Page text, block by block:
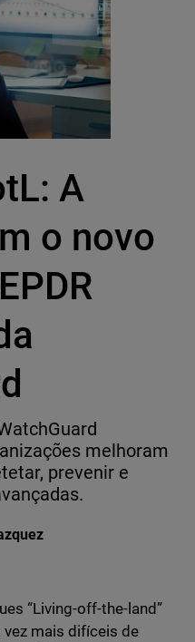
A
o novo
melhoram
prevenir e
on Reddit
“Living-off-the-land”
mais difíceis de